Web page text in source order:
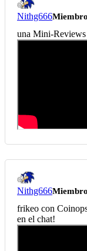
Nithg666Miembro
una Mini-
Nithg666Miembro
frikeo con
en el chat!